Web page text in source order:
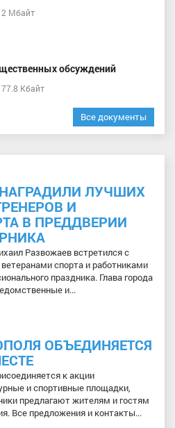
2 Мбайт
обсуждений
77.8 Кбайт
Все документы
ЛУЧШИХ
И
В ПРЕДДВЕРИИ
Развожаев встретился с
спорта и работниками
праздника. Глава города
и...
ОБЪЕДИНЯЕТСЯ
к акции
и спортивные площадки,
предлагают жителям и гостям
Все предложения и контакты...